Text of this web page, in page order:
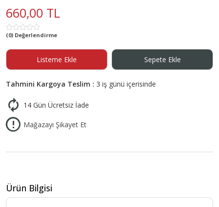
660,00 TL
(0) Değerlendirme
Listeme Ekle Sepete Ekle
Tahmini Kargoya Teslim : 3 iş günü içerisinde
14 Gün Ücretsiz İade
Mağazayı Şikayet Et
Ürün Bilgisi